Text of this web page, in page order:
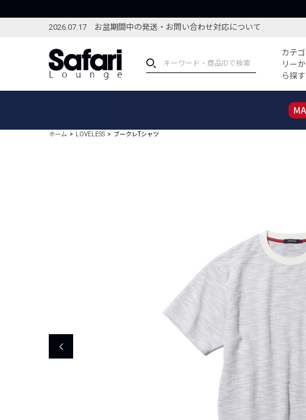
2026.07.17 お盆期間中の発送・お問い合わせ対応について
カテゴ
リーか
ら探す
ブランドから探す
ホーム LOVELESS ブークレTシャツ